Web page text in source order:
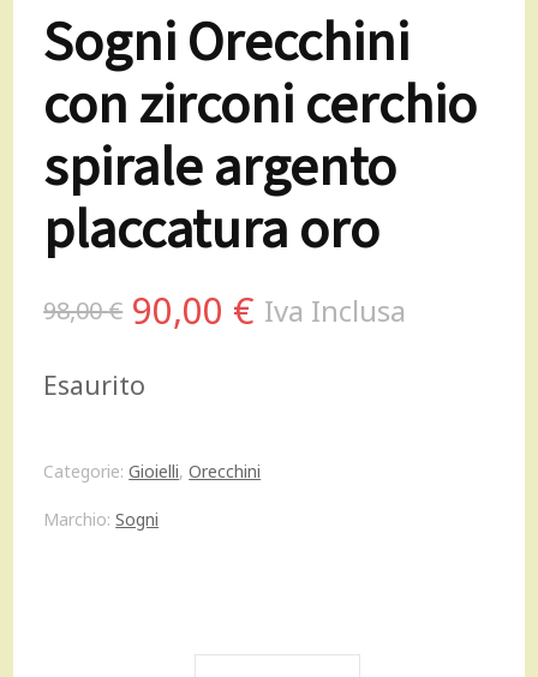
Sogni Orecchini
con zirconi cerchio
spirale argento
placcatura oro
98,00€ Il
era:
98,00 €.
90,00 € Il
è:
Iva Inclusa
Esaurito
Categorie:Gioielli,Orecchini
Marchio:Sogni